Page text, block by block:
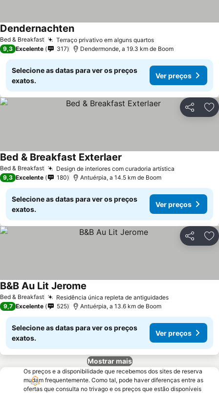
Bed & Breakfast Terraço privativo em alguns quartosVer preços
DendernachtenVer preços
9,3 Excelente 317 Dendermonde, a 19.3 km de Boom
Selecione as datas para ver os preços
exatos.
Ver preços
Partilhar
Bed & Breakfast Design de interiores com curadoria artística
Bed & Breakfast Exterlaer
9,3 Excelente 180 Antuérpia, a 14.5 km de Boom
Selecione as datas para ver os preços
exatos.
Ver preços
Partilhar
Bed & Breakfast Residência única repleta de antiguidadesVer preços
B&B Au Lit Jerome
9,7 Excelente 525 Antuérpia, a 13.6 km de Boom
Selecione as datas para ver os preços
exatos.
Ver preços
Mostrar mais
Os preços e a disponibilidade que recebemos dos sites de reserva
mudam frequentemente. Como tal, pode haver diferenças entre as
ofertas que consulta no trivago e os preços que estão disponíveis